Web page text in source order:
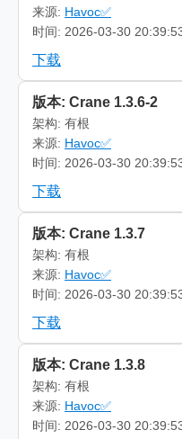
来源: Havoc✅
时间: 2026-03-30
下载
版本: Crane 1.3.6-2
架构: 有根
来源: Havoc✅
时间: 2026-03-30
下载
版本: Crane 1.3.7
架构: 有根
来源: Havoc✅
时间: 2026-03-30
下载
版本: Crane 1.3.8
架构: 有根
来源: Havoc✅
时间: 2026-03-30